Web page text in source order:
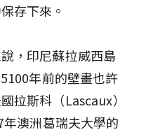
存下來。
，印尼蘇拉威西島
年前的壁畫也許
拉斯科（Lascaux）
澳洲葛瑞夫大學的